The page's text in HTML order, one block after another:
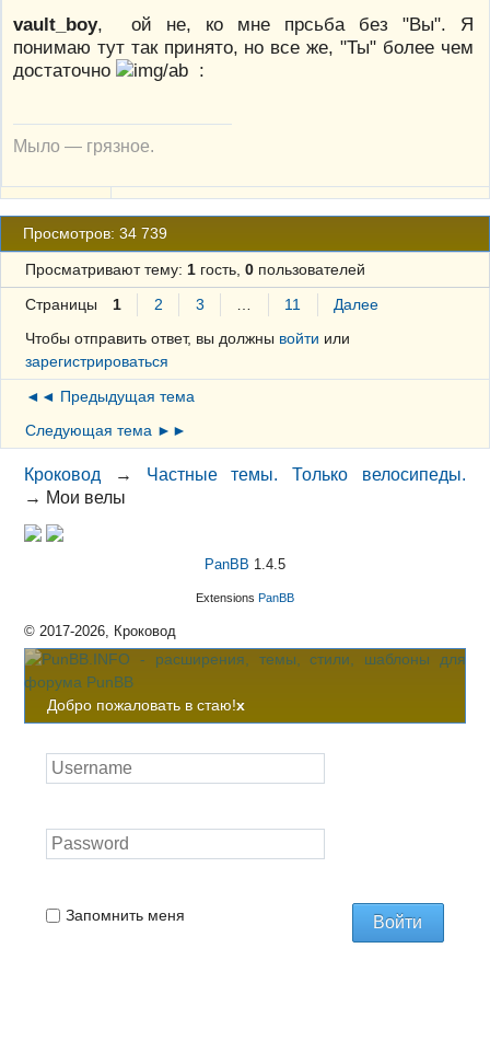
vault_boy, ой не, ко мне прсьба без "Вы". Я
понимаю тут так принято, но все же, "Ты" более чем
достаточно
:
Мыло — грязное.
Просмотров: 34 739
Просматривают тему: 1гость, 0пользователей
Страницы 1 2 3 11
Далее
Чтобы отправить ответ, вы должны войти или
зарегистрироваться
◄◄ Предыдущая тема
Следующая тема ►►
Кроковод → Частные темы. Только велосипеды.
→ Мои велы
PanBB 1.4.5
Extensions PanBB
© 2017-2026, Кроковод
Добро пожаловать в стаю!x
Запомнить меня